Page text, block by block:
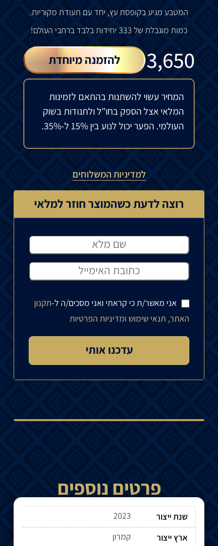
המטבע מגיעבקופסתעץ, יחד עם תעודת מקוריות.
כמות מוגבלת של יחידותבלבד ברחבי העולם!
3,650
₪ להזמנה מיוחדת
המחיר עשוי להשתנות בהתאם לזמינות
המלאי אצל הספק בחו"ל ולתנודות בשוק
העולמי. הפער יכול לנוע בין 15% ל-35%.
למדיניות המשלוחים
רוצה לדעת כשהמוצר חוזר למלאי
אני מאשר/ת כי קראתי ואני מסכים/ה ל-תקנון
האתר, תנאי שימוש ומדיניות הפרטיות
פרטים נוספים
שנת ייצור
2023
ארץ ייצור
קמרון